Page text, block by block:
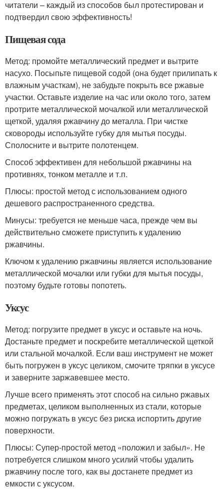
читатели – каждый из способов был протестирован и
подтвердил свою эффективность!
Пищевая сода
Метод: промойте металлический предмет и вытрите
насухо. Посыпьте пищевой содой (она будет прилипать к
влажным участкам), не забудьте покрыть все ржавые
участки. Оставьте изделие на час или около того, затем
протрите металлической мочалкой или металлической
щеткой, удаляя ржавчину до металла. При чистке
сковороды используйте губку для мытья посуды.
Сполосните и вытрите полотенцем.
Способ эффективен для небольшой ржавчины на
противнях, тонком металле и т.п.
Плюсы: простой метод с использованием одного
дешевого распространенного средства.
Минусы: требуется не меньше часа, прежде чем вы
действительно сможете приступить к удалению
ржавчины.
Ключом к удалению ржавчины является использование
металлической мочалки или губки для мытья посуды,
поэтому будьте готовы попотеть.
Уксус
Метод: погрузите предмет в уксус и оставьте на ночь.
Достаньте предмет и поскребите металлической щеткой
или стальной мочалкой. Если ваш инструмент не может
быть погружен в уксус целиком, смочите тряпки в уксусе
и заверните заржавевшее место.
Лучше всего применять этот способ на сильно ржавых
предметах, целиком выполненных из стали, которые
можно погружать в уксус без риска испортить другие
поверхности.
Плюсы: Супер-простой метод «положил и забыл». Не
потребуется слишком много усилий чтобы удалить
ржавчину после того, как вы достанете предмет из
емкости с уксусом.